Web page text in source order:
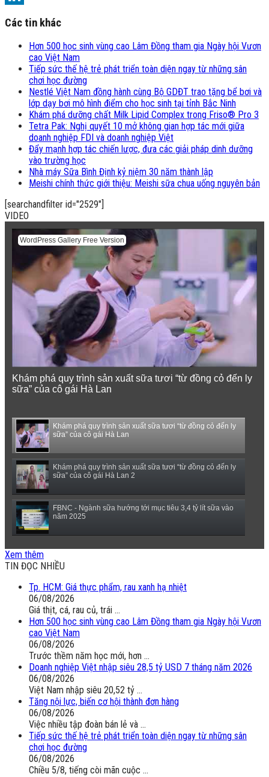
Các tin khác
Hơn 500 học sinh vùng cao Lâm Đồng tham gia Ngày hội Vươn
cao Việt Nam
Tiếp sức thế hệ trẻ phát triển toàn diện ngay từ những sân
chơi học đường
Nestlé Việt Nam đồng hành cùng Bộ GDĐT trao tặng bể bơi và
lớp dạy bơi mô hình điểm cho học sinh tại tỉnh Bắc Ninh
Khám phá dưỡng chất Milk Lipid Complex trong Friso® Pro 3
Tetra Pak: Nghị quyết 10 mở không gian hợp tác mới giữa
doanh nghiệp FDI và doanh nghiệp Việt
Đẩy mạnh hợp tác chiến lược, đưa các giải pháp dinh dưỡng
vào trường học
Nhà máy Sữa Bình Định kỷ niệm 30 năm thành lập
Meishi chính thức giới thiệu: Meishi sữa chua uống nguyên bản
[searchandfilter id="2529"]
VIDEO
WordPress Gallery Free Version
Khám phá quy trình sản xuất sữa tươi “từ đồng cỏ đến ly
sữa” của cô gái Hà Lan
Khám phá quy trình sản xuất sữa tươi “từ đồng cỏ đến ly
sữa” của cô gái Hà Lan
Khám phá quy trình sản xuất sữa tươi “từ đồng cỏ đến ly
sữa” của cô gái Hà Lan 2
FBNC - Ngành sữa hướng tới mục tiêu 3,4 tỷ lít sữa vào
năm 2025
(VTC14) - Sữa ngoại, động vật sống sẽ được miễn thuế
Xem thêm
TIN ĐỌC NHIỀU
Tp. HCM: Giá thực phẩm, rau xanh hạ nhiệt
06/08/2026
Giá thịt, cá, rau củ, trái ...
Hơn 500 học sinh vùng cao Lâm Đồng tham gia Ngày hội Vươn
cao Việt Nam
06/08/2026
Trước thềm năm học mới, hơn ...
Doanh nghiệp Việt nhập siêu 28,5 tỷ USD 7 tháng năm 2026
06/08/2026
Việt Nam nhập siêu 20,52 tỷ ...
Tăng nội lực, biến cơ hội thành đơn hàng
06/08/2026
Việc nhiều tập đoàn bán lẻ và ...
Tiếp sức thế hệ trẻ phát triển toàn diện ngay từ những sân
chơi học đường
06/08/2026
Chiều 5/8, tiếng còi mãn cuộc ...